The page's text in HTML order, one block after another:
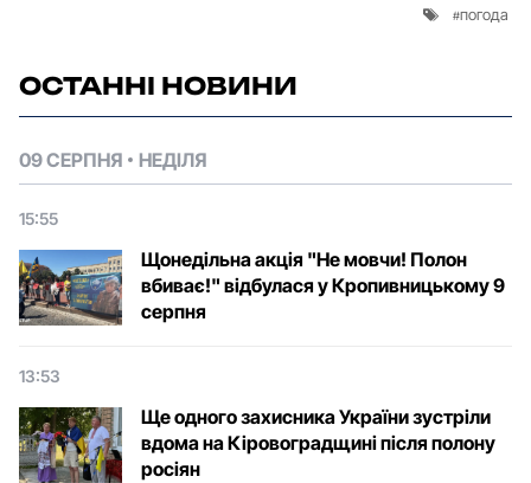
погода
ОСТАННІ НОВИНИ
09 СЕРПНЯ НЕДІЛЯ
15:55
Щонедільна акція "Не мовчи! Полон
вбиває!" відбулася у Кропивницькому 9
серпня
13:53
Ще одного захисника України зустріли
вдома на Кіровоградщині після полону
росіян